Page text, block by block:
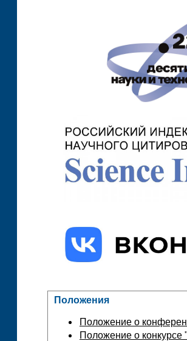
Положения
Положение о
Положение о